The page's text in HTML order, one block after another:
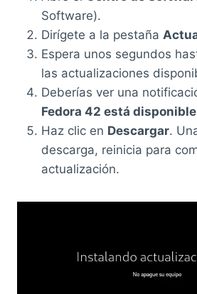
Software).
Dirígete a la pestaña
Espera unos segundos
las actualizaciones
Deberías ver una
Fedora 42 está disponible
Haz clic en Descargar.
descarga, reinicia para
actualización.